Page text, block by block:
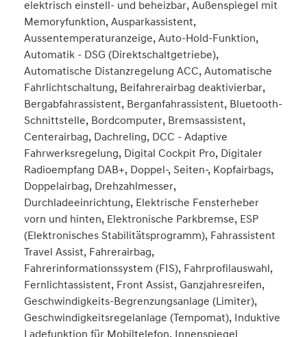
elektrisch einstell- und beheizbar, Außenspiegel mit
Memoryfunktion, Ausparkassistent,
Aussentemperaturanzeige, Auto-Hold-Funktion,
Automatik - DSG (Direktschaltgetriebe),
Automatische Distanzregelung ACC, Automatische
Fahrlichtschaltung, Beifahrerairbag deaktivierbar,
Bergabfahrassistent, Berganfahrassistent, Bluetooth-
Schnittstelle, Bordcomputer, Bremsassistent,
Centerairbag, Dachreling, DCC - Adaptive
Fahrwerksregelung, Digital Cockpit Pro, Digitaler
Radioempfang DAB+, Doppel-, Seiten-, Kopfairbags,
Doppelairbag, Drehzahlmesser,
Durchladeeinrichtung, Elektrische Fensterheber
vorn und hinten, Elektronische Parkbremse, ESP
(Elektronisches Stabilitätsprogramm), Fahrassistent
Travel Assist, Fahrerairbag,
Fahrerinformationssystem (FIS), Fahrprofilauswahl,
Fernlichtassistent, Front Assist, Ganzjahresreifen,
Geschwindigkeits-Begrenzungsanlage (Limiter),
Geschwindigkeitsregelanlage (Tempomat), Induktive
Ladefunktion für Mobiltelefon, Innenspiegel